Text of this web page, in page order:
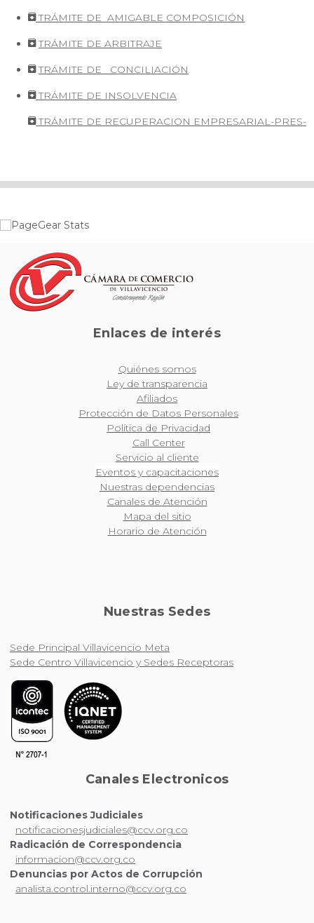
TRÁMITE DE AMIGABLE COMPOSICIÓN
TRÁMITE DE ARBITRAJE
TRÁMITE DE CONCILIACIÓN
TRÁMITE DE INSOLVENCIA
TRÁMITE DE RECUPERACION EMPRESARIAL-PRES-
Enlaces de interés
Quiénes somos
Ley de transparencia
Afiliados
Protección de Datos Personales
Política de Privacidad
Call Center
Servicio al cliente
Eventos y capacitaciones
Nuestras dependencias
Canales de Atención
Mapa del sitio
Horario de Atención
Nuestras Sedes
Sede Principal Villavicencio Meta
Sede Centro Villavicencio y Sedes Receptoras
Canales Electronicos
Notificaciones Judiciales
notificacionesjudiciales@ccv.org.co
Radicación de Correspondencia
informacion@ccv.org.co
Denuncias por Actos de Corrupción
analista.control.interno@ccv.org.co